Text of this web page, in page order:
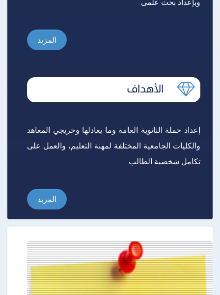
المزيد
إعداد حملة الثانوية العامة وما يعادلها وخريجي المعاهد
والكليات الجامعية المختلفة لمهنة التعليم، والعمل على
تكامل شخصية الطالب
المزيد